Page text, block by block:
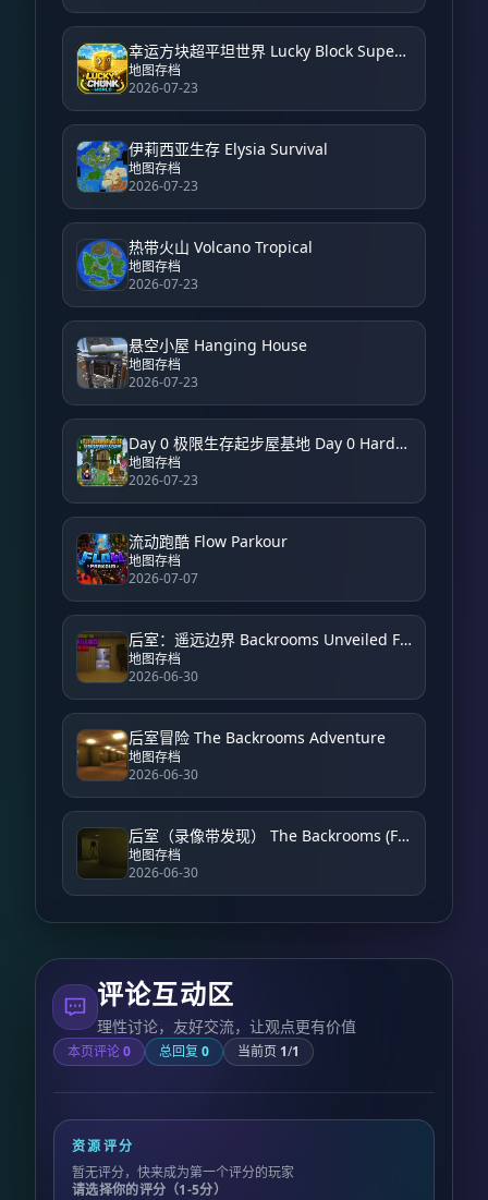
幸运方块超平坦世界 Lucky Block Super Flat World
地图存档
2026-07-23
伊莉西亚生存 Elysia Survival
地图存档
2026-07-23
热带火山 Volcano Tropical
地图存档
2026-07-23
悬空小屋 Hanging House
地图存档
2026-07-23
Day 0 极限生存起步屋基地 Day 0 Hardcore Survival Starter House Base
地图存档
2026-07-23
流动跑酷 Flow Parkour
地图存档
2026-07-07
后室：遥远边界 Backrooms Unveiled Farside
地图存档
2026-06-30
后室冒险 The Backrooms Adventure
地图存档
2026-06-30
后室（录像带发现） The Backrooms (Found Footage)
地图存档
2026-06-30
评论互动区
理性讨论，友好交流，让观点更有价值
本页评论0 总回复 0 当前页 1/1
资源评分
暂无评分，快来成为第一个评分的玩家
请选择你的评分（1-5分）